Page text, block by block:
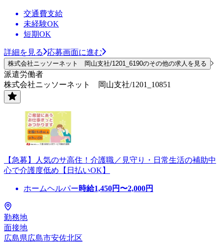
交通費支給
未経験OK
短期OK
詳細を見る 応募画面に進む
株式会社ニッソーネット 岡山支社/1201_6190のその他の求人を見る
派遣労働者
株式会社ニッソーネット 岡山支社/1201_10851
【急募】人気のサ高住！介護職／見守り・日常生活の補助中
心で介護度低め【日払いOK】
ホームヘルパー時給1,450円〜2,000円
勤務地
面接地
広島県広島市安佐北区